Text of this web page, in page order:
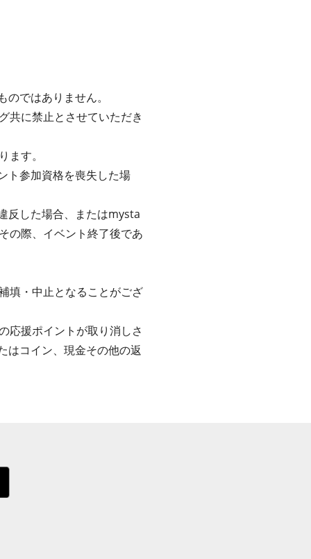
ではありません。
共に禁止とさせていただき
す。
ト参加資格を喪失した場
反した場合、またはmysta
の際、イベント終了後であ
填・中止となることがござ
応援ポイントが取り消しさ
はコイン、現金その他の返